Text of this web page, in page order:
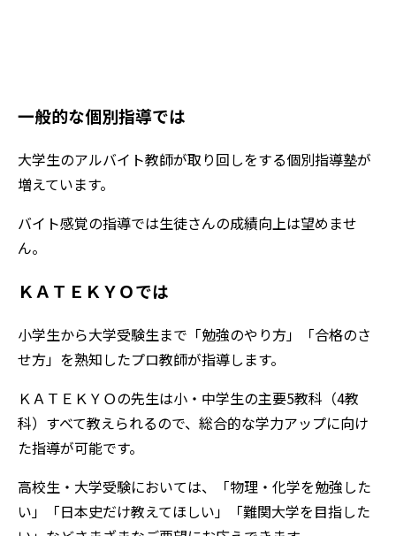
一般的な個別指導では
大学生のアルバイト教師が取り回しをする個別指導塾が
増えています。
バイト感覚の指導では生徒さんの成績向上は望めませ
ん。
ＫＡＴＥＫＹＯでは
小学生から大学受験生まで「勉強のやり方」「合格のさ
せ方」を熟知したプロ教師が指導します。
ＫＡＴＥＫＹＯの先生は小・中学生の主要5教科（4教
科）すべて教えられるので、総合的な学力アップに向け
た指導が可能です。
高校生・大学受験においては、「物理・化学を勉強した
い」「日本史だけ教えてほしい」「難関大学を目指した